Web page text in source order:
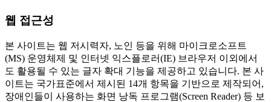
웹 접근성
본 사이트는 웹 저시력자, 노인 등을 위해 마이크로소프트
(MS) 운영체제 및 인터넷 익스플로러(IE) 브라우저 이외에서
도 활용될 수 있는 글자 확대 기능을 제공하고 있습니다. 본 사
이트는 국가표준에서 제시된 14개 항목을 기반으로 제작되어,
장애인들이 사용하는 화면 낭독 프로그램(Screen Reader) 등 보